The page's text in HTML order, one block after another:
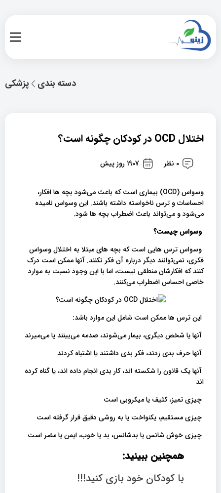
پزشکی دسته بندی
اختلال OCD در کودکان چگونه است؟
0 نظر 1907 روز پیش
وسواس (OCD) بیماری است که باعث می‌شود بچه ها افکار،
احساسات و ترس ناخواسته داشته باشند. این وسواس نامیده
می‌شود و می‌تواند باعث اضطراب بچه ها شود.
وسواس چیست؟
وسواس ترس هایی است که بچه های مبتلا به اختلال وسواس
فکری، نمی‌توانند دیگر درباره آن فکر نکنند. آنها ممکن است درک
کنند که افکارشان منطقی نیست، اما با این وجود نسبت به موارد
خاصی احساس اضطراب می‌کنند.
این ترس ها ممکن است شامل این موارد باشد:
آنها یا شخص دیگری، بیمار می‌شوند، صدمه می‌بینند یا می‌میرند
آنها حرف بدی زدند، فکر بدی داشتند یا اشتباه کردند
آنها یک قانون را شکسته اند، کار بدی انجام داده اند، یا گناه کرده
اند
چیزی تمیز، کثیف یا میکروبی است
چیزی مستقیم، یکنواخت یا به روشی دقیق قرار گرفته است
چیزی خوش شانس یا بدشانس، بد یا خوب، ایمن یا مضر است
همچنین ببینید:
با کودکان خود بازی کنید!!!